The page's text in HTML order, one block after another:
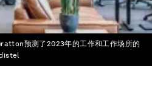
预测了2023年的工作和工作场所的